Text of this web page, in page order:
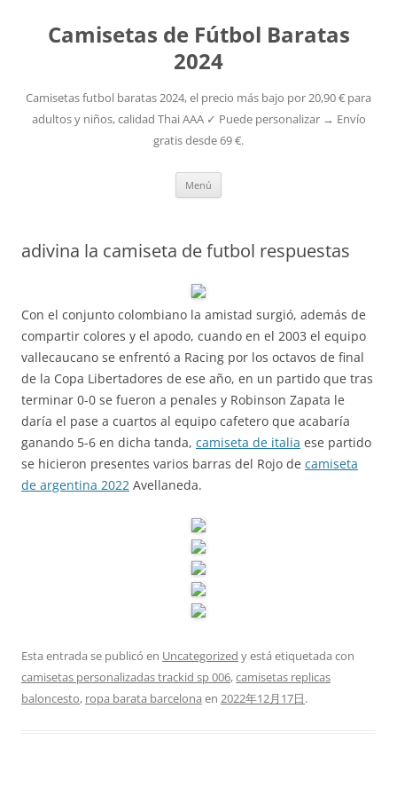
Camisetas de Fútbol Baratas
2024
Camisetas futbol baratas 2024, el precio más bajo por 20,90 € para
adultos y niños, calidad Thai AAA ✓ Puede personalizar → Envío
gratis desde 69 €.
Menú
adivina la camiseta de futbol respuestas
Con el conjunto colombiano la amistad surgió, además de
compartir colores y el apodo, cuando en el 2003 el equipo
vallecaucano se enfrentó a Racing por los octavos de final
de la Copa Libertadores de ese año, en un partido que tras
terminar 0-0 se fueron a penales y Robinson Zapata le
daría el pase a cuartos al equipo cafetero que acabaría
ganando 5-6 en dicha tanda, camiseta de italia ese partido
se hicieron presentes varios barras del Rojo de camiseta
de argentina 2022 Avellaneda.
Esta entrada se publicó en Uncategorized y está etiquetada con
camisetas personalizadas trackid sp 006,camisetas replicas
baloncesto, ropa barata barcelona en 2022年12月17日.